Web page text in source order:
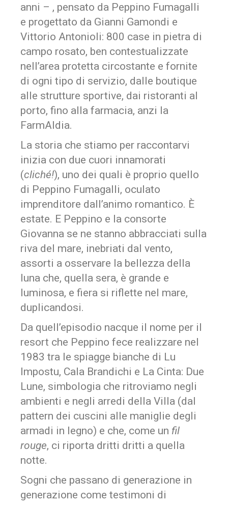
anni – , pensato da Peppino Fumagalli
e progettato da Gianni Gamondi e
Vittorio Antonioli: 800 case in pietra di
campo rosato, ben contestualizzate
nell’area protetta circostante e fornite
di ogni tipo di servizio, dalle boutique
alle strutture sportive, dai ristoranti al
porto, fino alla farmacia, anzi la
FarmAldia.
La storia che stiamo per raccontarvi
inizia con due cuori innamorati
(cliché!), uno dei quali è proprio quello
di Peppino Fumagalli, oculato
imprenditore dall’animo romantico. È
estate. E Peppino e la consorte
Giovanna se ne stanno abbracciati sulla
riva del mare, inebriati dal vento,
assorti a osservare la bellezza della
luna che, quella sera, è grande e
luminosa, e fiera si riflette nel mare,
duplicandosi.
Da quell’episodio nacque il nome per il
resort che Peppino fece realizzare nel
1983 tra le spiagge bianche di Lu
Impostu, Cala Brandichi e La Cinta: Due
Lune, simbologia che ritroviamo negli
ambienti e negli arredi della Villa (dal
pattern dei cuscini alle maniglie degli
armadi in legno) e che, come un fil
rouge, ci riporta dritti dritti a quella
notte.
Sogni che passano di generazione in
generazione come testimoni di